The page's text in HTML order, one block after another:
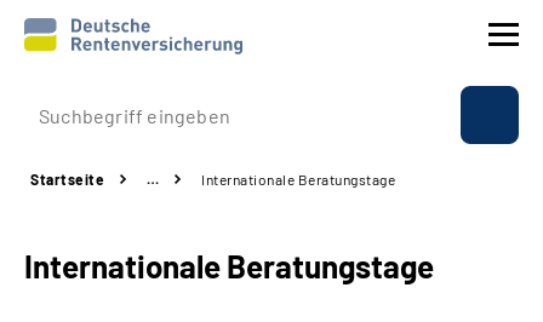
Prävention
Rente
Startseite … Internationale Beratungstage
Internationale Beratungstage